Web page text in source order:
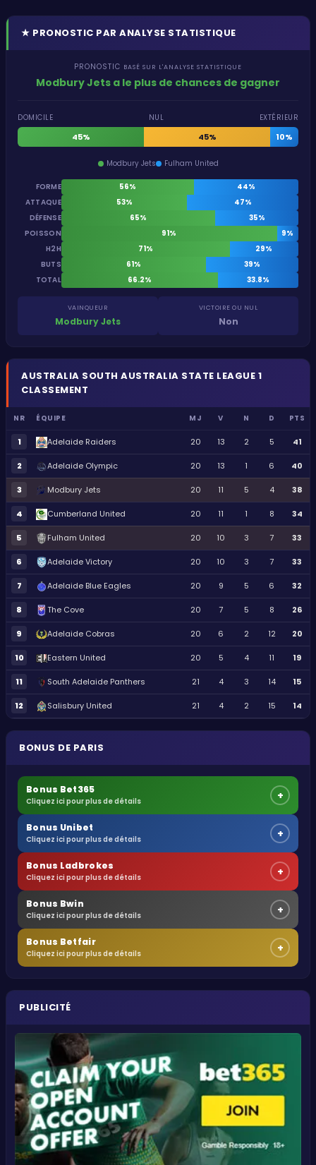
★ PRONOSTIC PAR ANALYSE STATISTIQUE
PRONOSTIC BASÉ SUR L'ANALYSE STATISTIQUE
Modbury Jets a le plus de chances de gagner
DOMICILE NUL EXTÉRIEUR
45% 45% 10%
Modbury Jets Fulham United
FORME 56%
44%
ATTAQUE
53%
47%
DÉFENSE
65%
35%
POISSON
91%
9%
H2H
71%
29%
BUTS
61%
39%
TOTAL
66.2% 33.8%
VAINQUEUR
Modbury Jets
VICTOIRE OU NUL
Non
AUSTRALIA SOUTH AUSTRALIA STATE LEAGUE 1
CLASSEMENT
NR ÉQUIPE MJ V N D PTS
1 Adelaide Raiders 20 13 2 5 41
2 Adelaide Olympic 20 13 1 6 40
3 Modbury Jets 20 11 5 4 38
4 Cumberland United 20 11 1 8 34
5 Fulham United 20 10 3 7 33
6 Adelaide Victory 20 10 3 7 33
7 Adelaide Blue Eagles 20 9 5 6 32
8 The Cove 20 7 5 8 26
9 Adelaide Cobras 20 6 2 12 20
10 Eastern United 20 5 4 11 19
11 South Adelaide Panthers 21 4 3 14 15
12 Salisbury United 21 4 2 15 14
BONUS DE PARIS
Bonus Bet365
Cliquez ici pour plus de détails +
Bonus Unibet
Cliquez ici pour plus de détails +
Bonus Ladbrokes
Cliquez ici pour plus de détails +
Bonus Bwin
Cliquez ici pour plus de détails +
Bonus Betfair
Cliquez ici pour plus de détails +
PUBLICITÉ